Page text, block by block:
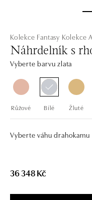
Kolekce Fantasy Kolekce
Náhrdelník s
Vyberte barvu zlata
Růžové Bílé Žluté
Vyberte váhu drahokamu
36 348 Kč